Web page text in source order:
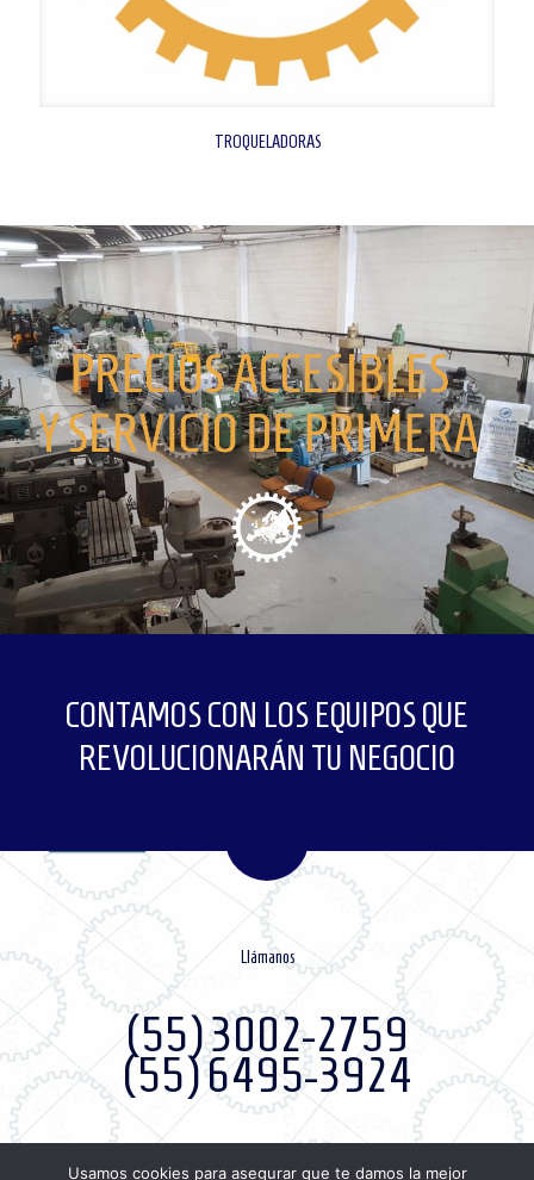
TROQUELADORAS
CONTAMOS CON LOS EQUIPOS QUE
REVOLUCIONARÁN TU NEGOCIO
Llámanos
(55) 3002-2759
(55) 6495-3924
Usamos cookies para asegurar que te damos la mejor